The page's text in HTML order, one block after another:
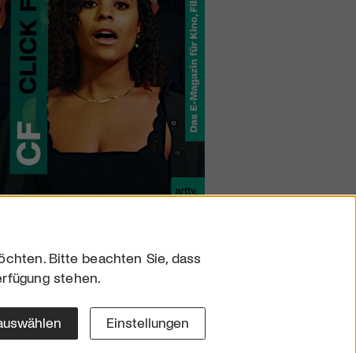
Bitte beachten Sie, dass
stehen.
Einstellungen